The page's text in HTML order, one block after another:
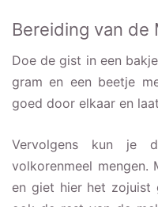
Bereiding van de
Doe de gist in een
gram en een beetje
goed door elkaar en
Vervolgens kun je
volkorenmeel mengen.
en giet hier het zojuist